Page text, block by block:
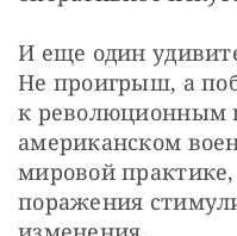
И еще один
Не проигрыш, а
к революционным
американском
мировой
поражения